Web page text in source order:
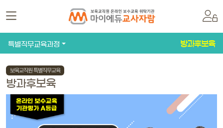
특별직무교육과정 방과후보육
보육교직원 특별직무교육
방과후보육